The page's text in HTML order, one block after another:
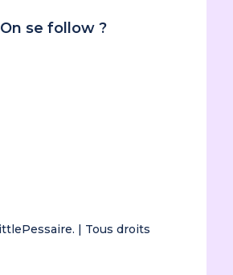
On se follow ?
| Tous droits